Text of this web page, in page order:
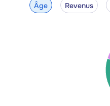
Âge Revenus